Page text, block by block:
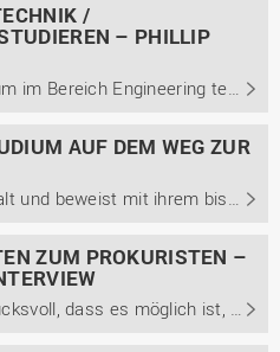
/
– PHILLIP
Interessiert an einem Studium im Bereich Engineering technischer Systeme mit der Studienrichtung Chemische Prozesstechnik / Verfahrenstechnik und noch unsicher? Im Interview berichtet Phillip Müter von seinem dualen Studium, Berufsweg und weiterführendem Masterstudium.
AUF DEM WEG ZUR
Anna Ladynski ist 24 Jahre alt und beweist mit ihrem bisherigen Werdegang, dass ein Studium der Betriebswirtschaft keinesfalls nur Generalist*innen, sondern auch echte Expert*innen formt. Von 2016 bis 2019 absolvierte sie ein duales Bachelorstudium der Betriebswirtschaft mit dem Schwerpunkt ...
ZUM PROKURISTEN –
Tobias Ripperda zeigt eindrucksvoll, dass es möglich ist, innerbetrieblich Karriere zu machen. Nachdem er 2005 sein Abitur erlangte und ein Jahr Zivildienst beim Rettungsdienst geleistet hat, ist er seit 2006 Teil der Wietmarscher Ambulanz- und Sonderfahrzeug GmbH (WAS). Ripperda gibt Einblicke in ...